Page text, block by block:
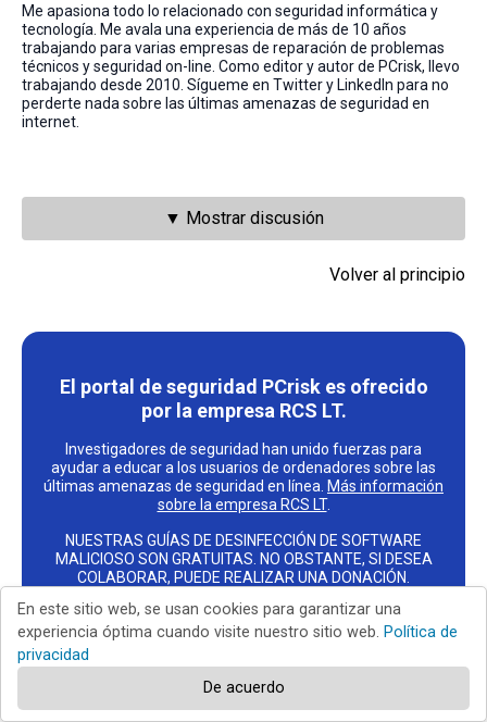
Me apasiona todo lo relacionado con seguridad informática y
tecnología. Me avala una experiencia de más de 10 años
trabajando para varias empresas de reparación de problemas
técnicos y seguridad on-line. Como editor y autor de PCrisk, llevo
trabajando desde 2010. Sígueme en Twitter y LinkedIn para no
perderte nada sobre las últimas amenazas de seguridad en
internet.
▼ Mostrar discusión
Volver al principio
El portal de seguridad PCrisk es ofrecido
por la empresa RCS LT.
Investigadores de seguridad han unido fuerzas para
ayudar a educar a los usuarios de ordenadores sobre las
últimas amenazas de seguridad en línea. Más información
sobre la empresa RCS LT.
NUESTRAS GUÍAS DE DESINFECCIÓN DE SOFTWARE
MALICIOSO SON GRATUITAS. NO OBSTANTE, SI DESEA
COLABORAR, PUEDE REALIZAR UNA DONACIÓN.
DONAR
En este sitio web, se usan cookies para garantizar una
experiencia óptima cuando visite nuestro sitio web. Política de
privacidad
De acuerdo